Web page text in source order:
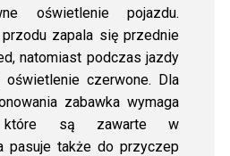
oświetlenie pojazdu.
zapala się przednie
natomiast podczas jazdy
czerwone. Dla
zabawka wymaga
które są zawarte w
pasuje także do przyczep